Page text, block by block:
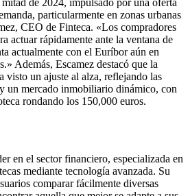
particularmente en zonas urbanas
CEO de Finteca. «Los compradores
actuar rápidamente ante la ventana de
actualmente con el Euríbor aún en
Además, Escamez destacó que la
visto un ajuste al alza, reflejando las
un mercado inmobiliario dinámico, con
rondando los 150,000 euros.
en el sector financiero, especializada en
mediante tecnología avanzada. Su
comparar fácilmente diversas